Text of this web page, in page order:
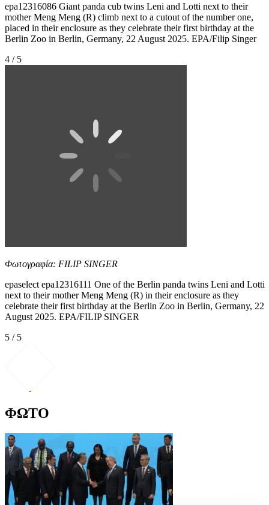
epa12316086 Giant panda cub twins Leni and Lotti next to their
mother Meng Meng (R) climb next to a cutout of the number one,
placed in their enclosure as they celebrate their first birthday at the
Berlin Zoo in Berlin, Germany, 22 August 2025. EPA/Filip Singer
4 / 5
Φωτογραφία: FILIP SINGER
epaselect epa12316111 One of the Berlin panda twins Leni and Lotti
next to their mother Meng Meng (R) in their enclosure as they
celebrate their first birthday at the Berlin Zoo in Berlin, Germany, 22
August 2025. EPA/FILIP SINGER
5 / 5
ΦΩΤΟ